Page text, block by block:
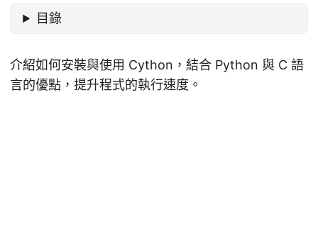
目錄
介紹如何安裝與使用 Cython，結合 Python 與 C 語
言的優點，提升程式的執行速度。